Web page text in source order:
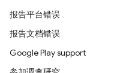
报告平台错误
报告文档错误
Google Play support